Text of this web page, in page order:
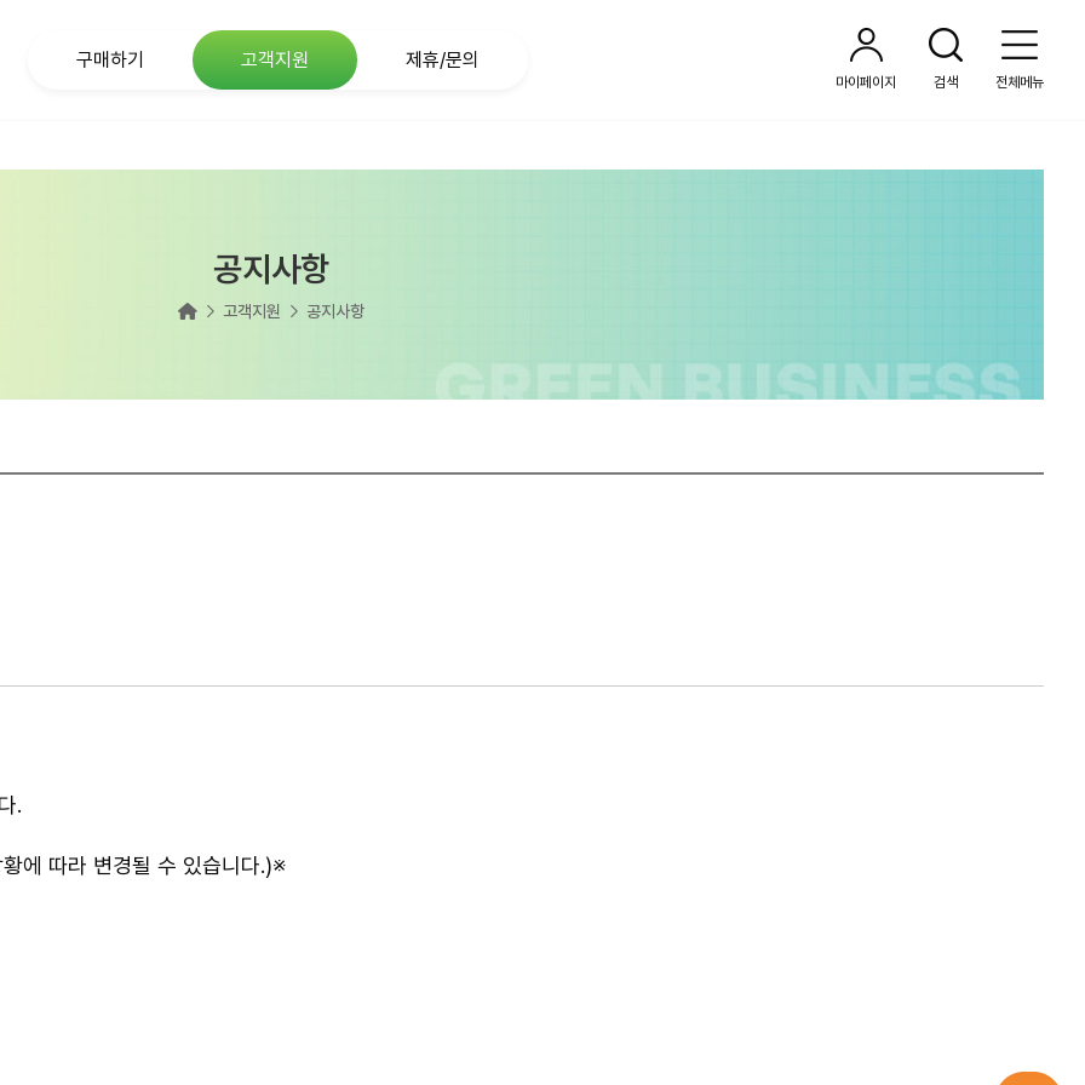
구매하기 고객지원
FAQ
제휴/문의
마이페이지 검색 전체메뉴
공지사항
홈 고객지원  공지사항
.
에 따라 변경될 수 있습니다.)※